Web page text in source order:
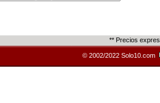
** Precios
© 2002/2022 Solo10.com